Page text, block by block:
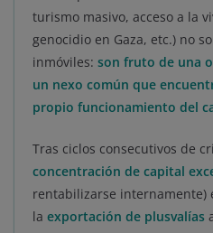
turismo masivo, acceso a la
genocidio en Gaza, etc.) no
inmóviles: son fruto de una
un nexo común que
propio funcionamiento del
Tras ciclos consecutivos de
concentración de capital
rentabilizarse internamente)
la exportación de plusvalías